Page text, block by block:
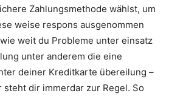
Zahlungsmethode wählst, um
weise respons ausgenommen
weit du Probleme unter einsatz
unter anderem die eine
deiner Kreditkarte übereilung –
dir immerdar zur Regel. So